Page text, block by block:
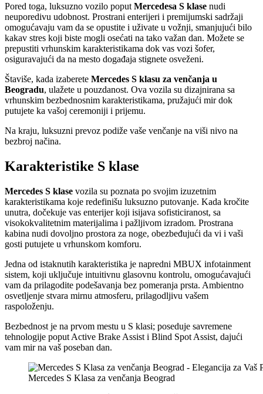
Pored toga, luksuzno vozilo poput Mercedesa S klase nudi
neuporedivu udobnost. Prostrani enterijeri i premijumski sadržaji
omogućavaju vam da se opustite i uživate u vožnji, smanjujući bilo
kakav stres koji biste mogli osećati na tako važan dan. Možete se
prepustiti vrhunskim karakteristikama dok vas vozi šofer,
osiguravajući da na mesto događaja stignete osveženi.
Štaviše, kada izaberete Mercedes S klasu za venčanja u
Beogradu, ulažete u pouzdanost. Ova vozila su dizajnirana sa
vrhunskim bezbednosnim karakteristikama, pružajući mir dok
putujete ka vašoj ceremoniji i prijemu.
Na kraju, luksuzni prevoz podiže vaše venčanje na viši nivo na
bezbroj načina.
Karakteristike S klase
Mercedes S klase vozila su poznata po svojim izuzetnim
karakteristikama koje redefinišu luksuzno putovanje. Kada kročite
unutra, dočekuje vas enterijer koji isijava sofisticiranost, sa
visokokvalitetnim materijalima i pažljivom izradom. Prostrana
kabina nudi dovoljno prostora za noge, obezbeđujući da vi i vaši
gosti putujete u vrhunskom komforu.
Jedna od istaknutih karakteristika je napredni MBUX infotainment
sistem, koji uključuje intuitivnu glasovnu kontrolu, omogućavajući
vam da prilagodite podešavanja bez pomeranja prsta. Ambientno
osvetljenje stvara mirnu atmosferu, prilagodljivu vašem
raspoloženju.
Bezbednost je na prvom mestu u S klasi; poseduje savremene
tehnologije poput Active Brake Assist i Blind Spot Assist, dajući
vam mir na vaš poseban dan.
Mercedes S Klasa za venčanja Beograd